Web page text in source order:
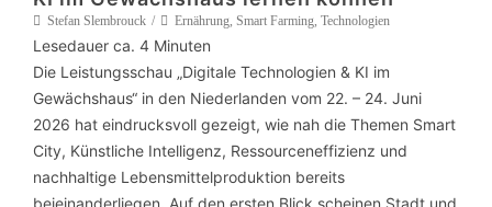
Stefan Slembrouck Ernährung, Smart Farming, Technologien
Lesedauer ca. 4 Minuten
Die Leistungsschau „Digitale Technologien & KI im
Gewächshaus“ in den Niederlanden vom 22. – 24. Juni
2026 hat eindrucksvoll gezeigt, wie nah die Themen Smart
City, Künstliche Intelligenz, Ressourceneffizienz und
nachhaltige Lebensmittelproduktion bereits
beieinanderliegen. Auf den ersten Blick scheinen Stadt und